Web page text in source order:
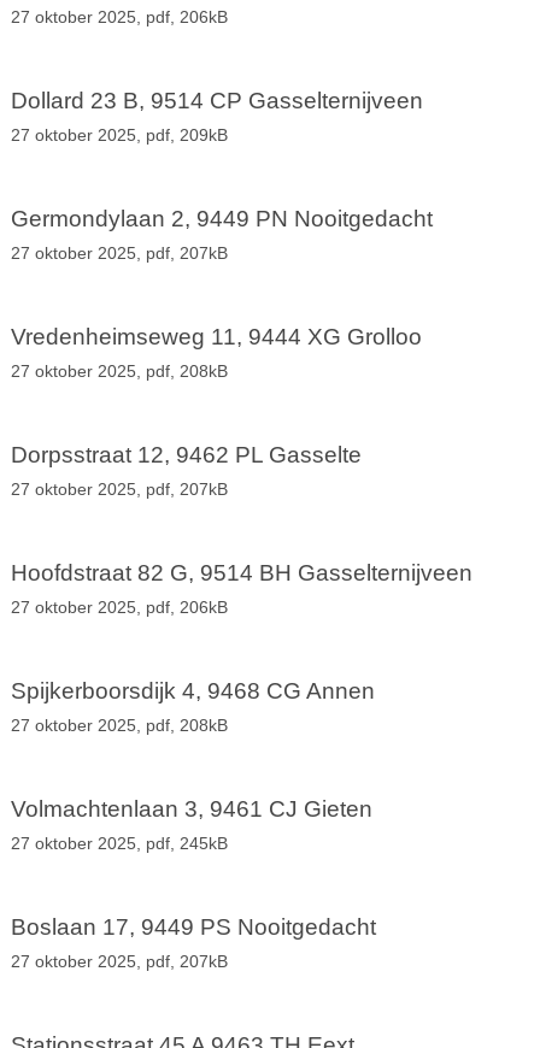
27 oktober 2025, pdf, 206kB
Dollard 23 B, 9514 CP Gasselternijveen
27 oktober 2025, pdf, 209kB
Germondylaan 2, 9449 PN Nooitgedacht
27 oktober 2025, pdf, 207kB
Vredenheimseweg 11, 9444 XG Grolloo
27 oktober 2025, pdf, 208kB
Dorpsstraat 12, 9462 PL Gasselte
27 oktober 2025, pdf, 207kB
Hoofdstraat 82 G, 9514 BH Gasselternijveen
27 oktober 2025, pdf, 206kB
Spijkerboorsdijk 4, 9468 CG Annen
27 oktober 2025, pdf, 208kB
Volmachtenlaan 3, 9461 CJ Gieten
27 oktober 2025, pdf, 245kB
Boslaan 17, 9449 PS Nooitgedacht
27 oktober 2025, pdf, 207kB